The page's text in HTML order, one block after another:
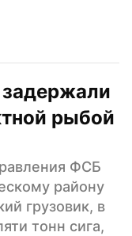
рыбой
ФСБ
району
грузовик, в
тонн сига,